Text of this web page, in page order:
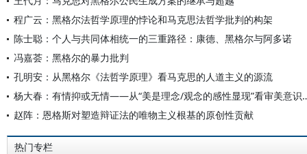
程广云：黑格尔法哲学原理的悖论和马克思法哲学批判的构架
陈士聪：个人与共同体相统一的三重路径：康德、黑格尔与阿多诺
冯嘉荟：黑格尔的暴力批判
孔明安：从黑格尔《法哲学原理》看马克思的人道主义的源流
杨大春：有情抑或无情——
赵阵：恩格斯对塑造辩证法的唯物主义根基的原创性贡献
热门专栏